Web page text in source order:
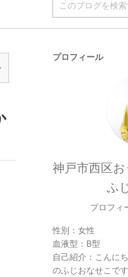
プロフィール
神戸市西区
ふ
プロフィ
性別： 女性
血液型： B型
自己紹介： こんに
のふじおなせこで